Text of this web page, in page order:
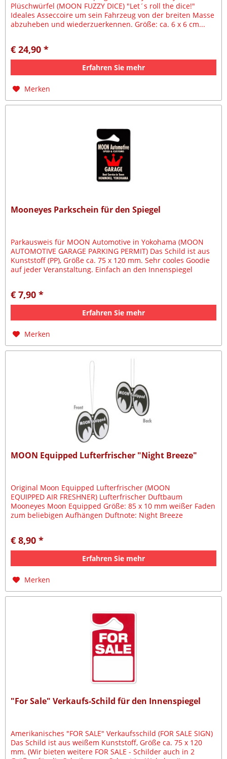
Plüschwürfel (MOON FUZZY DICE) "Let´s roll the dice!"
Ideales Asseccoire um sein Fahrzeug von der breiten Masse
abzuheben und wiederzuerkennen. Größe: ca. 6 x 6 cm...
€ 24,90 *
Erfahren Sie mehr
Merken
Mooneyes Parkschein für den Spiegel
Parkausweis für MOON Automotive in Yokohama (MOON
AUTOMOTIVE GARAGE PARKING PERMIT) Das Schild ist aus
Kunststoff (PP), Größe ca. 75 x 120 mm. Sehr cooles Goodie
auf jeder Veranstaltung. Einfach an den Innenspiegel
€ 7,90 *
Erfahren Sie mehr
Merken
MOON Equipped Lufterfrischer "Night Breeze"
Original Moon Equipped Lufterfrischer (MOON
EQUIPPED AIR FRESHNER) Lufterfrischer Duftbaum
Mooneyes Moon Equipped Größe: 85 x 10 mm weißer Faden
zum beliebigen Aufhängen Duftnote: Night Breeze
€ 8,90 *
Erfahren Sie mehr
Merken
"For Sale" Verkaufs-Schild für den Innenspiegel
Amerikanisches "FOR SALE" Verkaufsschild (FOR SALE SIGN)
Das Schild ist aus weißem Kunststoff, Größe ca. 75 x 120
mm. (Wir bieten weitere FOR SALE - Schilder auch in 2